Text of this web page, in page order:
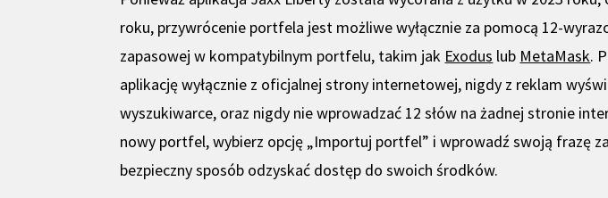
roku, przywrócenie portfela jest możliwe wyłącznie za pomocą 12-
zapasowej w kompatybilnym portfelu, takim jak Exodus lub MetaMask.
aplikację wyłącznie z oficjalnej strony internetowej, nigdy z reklam
wyszukiwarce, oraz nigdy nie wprowadzać 12 słów na żadnej stronie
nowy portfel, wybierz opcję „Importuj portfel” i wprowadź swoją frazę
bezpieczny sposób odzyskać dostęp do swoich środków.